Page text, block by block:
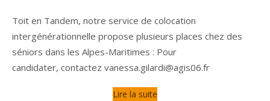
Toit en Tandem, notre service de colocation
intergénérationnelle propose plusieurs places chez des
séniors dans les Alpes-Maritimes : Pour
candidater, contactez vanessa.gilardi@agis06.fr
Lire la suite